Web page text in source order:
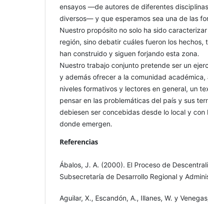
ensayos —de autores de diferentes
diversos— y que esperamos sea una de las
Nuestro propósito no solo ha sido
región, sino debatir cuáles fueron los hechos,
han construido y siguen forjando esta zona.
Nuestro trabajo conjunto pretende ser un
y además ofrecer a la comunidad
niveles formativos y lectores en general, un
pensar en las problemáticas del país y sus
debiesen ser concebidas desde lo local y con
donde emergen.
Referencias
Ábalos, J. A. (2000). El Proceso de
Subsecretaría de Desarrollo Regional y
Aguilar, X., Escandón, A., Illanes, W. y